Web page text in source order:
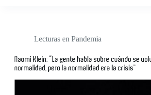
Lecturas en Pandemia
Naomi Klein: “La gente habla sobre cuándo se
normalidad, pero la normalidad era la crisis”